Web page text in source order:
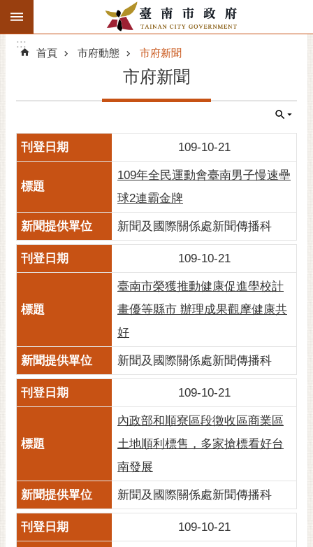
跳到主要內容區塊
搜
階
市府動態
市府團隊
主題服務
市政資訊
偉
哲
螢
光
泉
花
祭
:::
:::
首頁 市府動態 市府新聞
市府新聞
109-10-21
109年全民運動會臺南男子慢速壘
球2連霸金牌
新聞及國際關係處新聞傳播科
109-10-21
臺南市榮獲推動健康促進學校計
畫優等縣市 辦理成果觀摩健康共
好
新聞及國際關係處新聞傳播科
109-10-21
內政部和順寮區段徵收區商業區
土地順利標售，多家搶標看好台
南發展
新聞及國際關係處新聞傳播科
109-10-21